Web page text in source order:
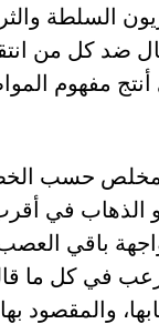
السلطة
ضد كل من
أنتج مفهوم
حسب
الذهاب في
باقي
في كل ما